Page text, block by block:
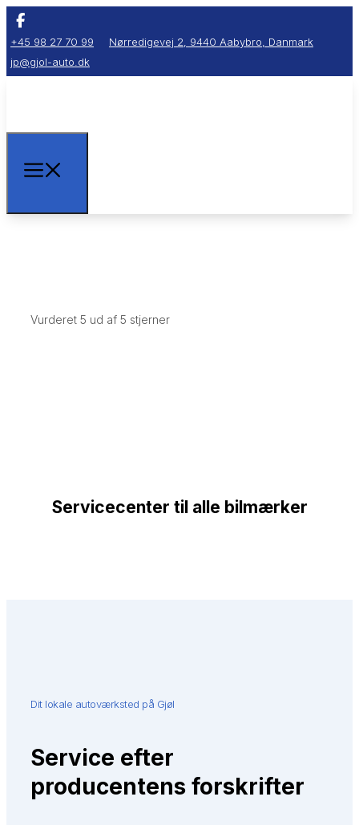
+45 98 27 70 99
Nørredigevej 2, 9440 Aabybro, Danmark
jp@gjol-auto.dk
Vurderet 5 ud af 5 stjerner
Servicecenter til alle bilmærker
Dit lokale autoværksted på Gjøl
Service efter
producentens forskrifter